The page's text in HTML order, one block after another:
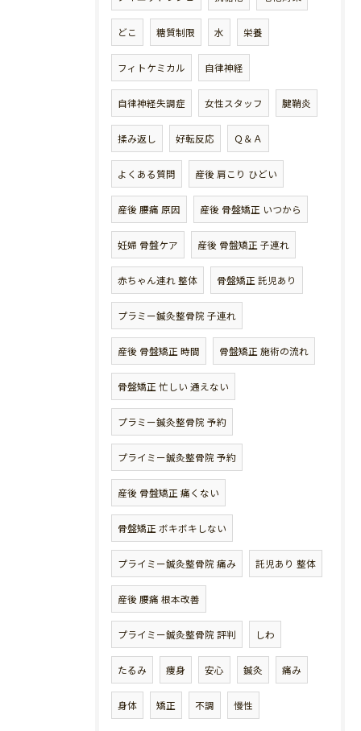
どこ 糖質制限 水 栄養
フィトケミカル 自律神経
自律神経失調症 女性スタッフ 腱鞘炎
揉み返し 好転反応 Ｑ＆Ａ
よくある質問 産後 肩こり ひどい
産後 腰痛 原因 産後 骨盤矯正 いつから
妊婦 骨盤ケア 産後 骨盤矯正 子連れ
赤ちゃん連れ 整体 骨盤矯正 託児あり
プラミー鍼灸整骨院 子連れ
産後 骨盤矯正 時間 骨盤矯正 施術の流れ
骨盤矯正 忙しい 通えない
プラミー鍼灸整骨院 予約
プライミー鍼灸整骨院 予約
産後 骨盤矯正 痛くない
骨盤矯正 ボキボキしない
プライミー鍼灸整骨院 痛み 託児あり 整体
産後 腰痛 根本改善
プライミー鍼灸整骨院 評判 しわ
たるみ 痩身 安心 鍼灸 痛み
身体 矯正 不調 慢性